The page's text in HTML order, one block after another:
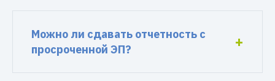
Можно ли сдавать отчетность с
просроченной ЭП?